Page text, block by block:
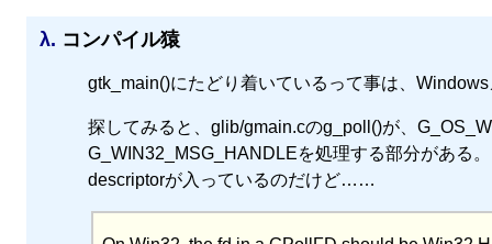
λ. コンパイル猿
gtk_main()にたどり着いているって事は、
探してみると、glib/gmain.cのg_poll()が、
G_WIN32_MSG_HANDLEを処理する部分がある
descriptorが入っているのだけど……